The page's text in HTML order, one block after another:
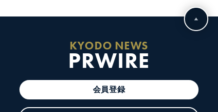
KYODO NEWS
PRWIRE
会員登録